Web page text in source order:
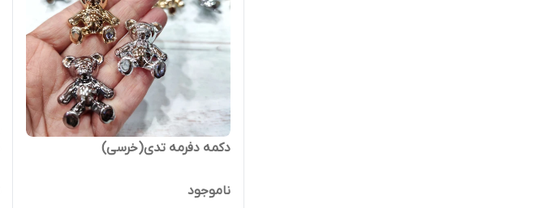
دکمه دفرمه تدی(خرسی)
ناموجود